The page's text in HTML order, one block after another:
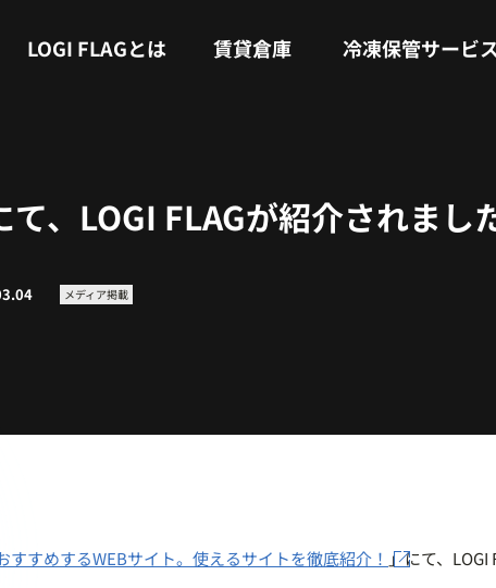
LOGI FLAGとは 賃貸倉庫 冷凍保管サービ
、LOGI FLAGが紹介されまし
メディア掲載
すすめするWEBサイト。使えるサイトを徹底紹介！ 」にて、LOGI